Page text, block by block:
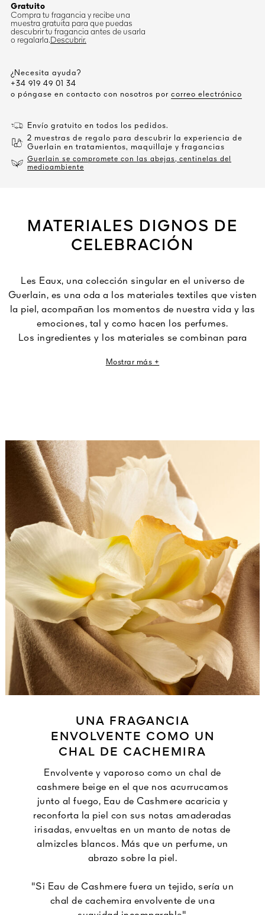
Gratuito
Compra tu fragancia y recibe una
muestra gratuita para que puedas
descubrir tu fragancia antes de usarla
o regalarla. Descubrir.
¿Necesita ayuda?
+34 919 49 01 34
o póngase en contacto con nosotros por correo electrónico
Envío gratuito en todos los pedidos.
2 muestras de regalo para descubrir la experiencia de
Guerlain en tratamientos, maquillaje y fragancias
Guerlain se compromete con las abejas, centinelas del
medioambiente
MATERIALES DIGNOS DE
CELEBRACIÓN
Les Eaux, una colección singular en el universo de
Guerlain, es una oda a los materiales textiles que visten
la piel, acompañan los momentos de nuestra vida y las
emociones, tal y como hacen los perfumes.
Los ingredientes y los materiales se combinan para
sutiles y refinados. Perfumes que transforman las
Mostrar más +
UNA FRAGANCIA
ENVOLVENTE COMO UN
CHAL DE CACHEMIRA
Envolvente y vaporoso como un chal de
cashmere beige en el que nos acurrucamos
junto al fuego, Eau de Cashmere acaricia y
reconforta la piel con sus notas amaderadas
irisadas, envueltas en un manto de notas de
almizcles blancos. Más que un perfume, un
abrazo sobre la piel.
"Si Eau de Cashmere fuera un tejido, sería un
chal de cachemira envolvente de una